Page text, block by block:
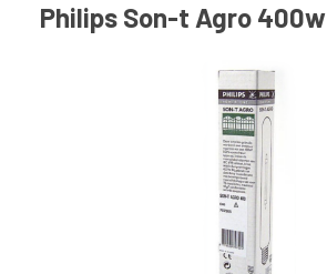
Philips Son-t Agro 400w